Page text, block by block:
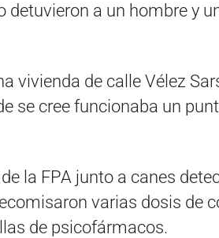
detuvieron a un hombre y
vivienda de calle Vélez
se cree funcionaba un
la FPA junto a canes
varias dosis de
de psicofármacos.